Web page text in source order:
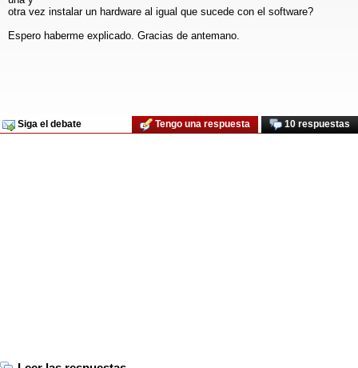
otra vez instalar un hardware al igual que sucede con el software?
Espero haberme explicado. Gracias de antemano.
Siga el debate 10 respuestas
Tengo una respuesta